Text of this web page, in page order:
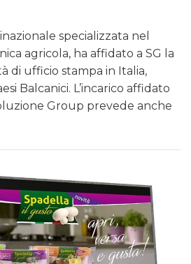
specializzata nel
agricola, ha affidato a SG la
di ufficio stampa in Italia,
Balcanici. L’incarico affidato
Group prevede anche